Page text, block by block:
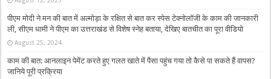
पीएम मोदी ने मन की बात में अल्मोड़ा के रक्षित से बात कर स्पेस टेक्नोलॉजी के काम की जानकारी
ली, सीएम धामी ने पीएम का उत्तराखंड से विशेष स्नेह बताया, देखिए बातचीत का पूरा वीडियो
August 25, 2024
काम की बात: आनलाइन पेमेंट करते हुए गलत खाते में पैसा पहुंच गया तो कैसे पा सकते हैं वापस?
जानिये पूरी प्रक्रिया